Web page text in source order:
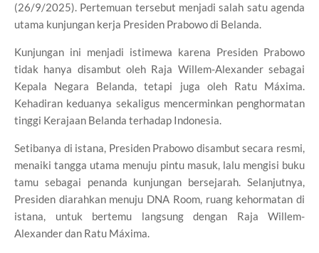
(26/9/2025). Pertemuan tersebut menjadi salah satu agenda
utama kunjungan kerja Presiden Prabowo di Belanda.
Kunjungan ini menjadi istimewa karena Presiden Prabowo
tidak hanya disambut oleh Raja Willem-Alexander sebagai
Kepala Negara Belanda, tetapi juga oleh Ratu Máxima.
Kehadiran keduanya sekaligus mencerminkan penghormatan
tinggi Kerajaan Belanda terhadap Indonesia.
Setibanya di istana, Presiden Prabowo disambut secara resmi,
menaiki tangga utama menuju pintu masuk, lalu mengisi buku
tamu sebagai penanda kunjungan bersejarah. Selanjutnya,
Presiden diarahkan menuju DNA Room, ruang kehormatan di
istana, untuk bertemu langsung dengan Raja Willem-
Alexander dan Ratu Máxima.